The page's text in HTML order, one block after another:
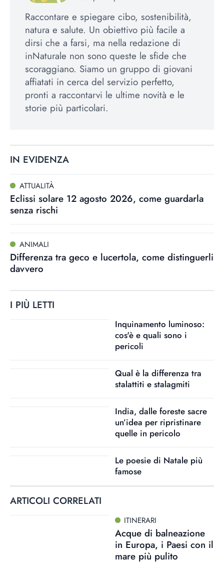
Raccontare e spiegare cibo, sostenibilità,
natura e salute. Un obiettivo più facile a
dirsi che a farsi, ma nella redazione di
inNaturale non sono queste le sfide che
scoraggiano. Siamo un gruppo di giovani
affiatati in cerca del servizio perfetto,
pronti a raccontarvi le ultime novità e le
storie più particolari.
IN EVIDENZA
ATTUALITÀ
Eclissi solare 12 agosto 2026, come guardarla
senza rischi
ANIMALI
Differenza tra geco e lucertola, come distinguerli
davvero
I PIÙ LETTI
Inquinamento luminoso:
cos'è e quali sono i
pericoli
Qual è la differenza tra
stalattiti e stalagmiti
India, dalle foreste sacre
un’idea per ripristinare
quelle in pericolo
Le poesie di Natale più
famose
ARTICOLI CORRELATI
ITINERARI
Acque di balneazione
in Europa, i Paesi con il
mare più pulito